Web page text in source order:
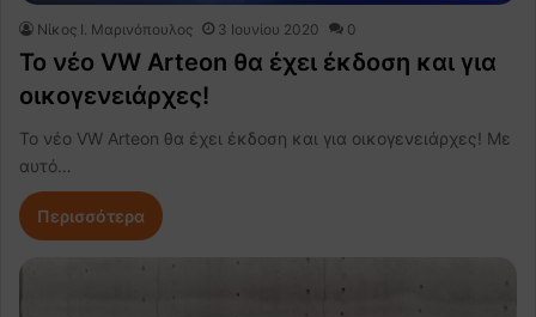
Nίκος Ι. Mαρινόπουλος 3 Ιουνίου 2020 0
Το νέο VW Arteon θα έχει έκδοση και για
οικογενειάρχες!
Το νέο VW Arteon θα έχει έκδοση και για οικογενειάρχες! Με
αυτό…
Περισσότερα